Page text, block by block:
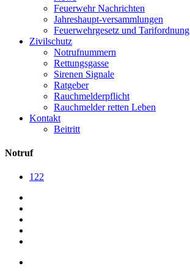
Feuerwehr Nachrichten
Jahreshaupt-versammlungen
Feuerwehrgesetz und Tarifordnung
Zivilschutz
Notrufnummern
Rettungsgasse
Sirenen Signale
Ratgeber
Rauchmelderpflicht
Rauchmelder retten Leben
Kontakt
Beitritt
Notruf
122